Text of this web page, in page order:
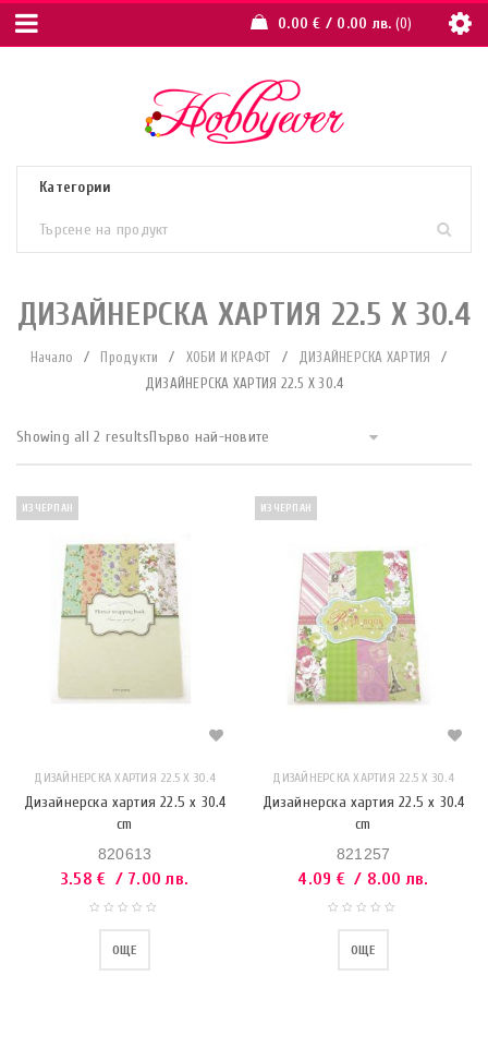
0.00€ / 0.00 лв. 0
ДИЗАЙНЕРСКА ХАРТИЯ 22.5 X 30.4
Начало / Продукти / ХОБИ И КРАФТ / ДИЗАЙНЕРСКА ХАРТИЯ
/
ДИЗАЙНЕРСКА ХАРТИЯ 22.5 X 30.4
Showing all 2 resultsПърво най-новите
ИЗЧЕРПАН
ДИЗАЙНЕРСКА ХАРТИЯ 22.5 X 30.4
Дизайнерска хартия 22.5 x 30.4
cm
820613
3.58€ / 7.00 лв.
ОЩЕ
ИЗЧЕРПАН
ДИЗАЙНЕРСКА ХАРТИЯ 22.5 X 30.4
Дизайнерска хартия 22.5 x 30.4
cm
821257
4.09 € / 8.00 лв.
ОЩЕ